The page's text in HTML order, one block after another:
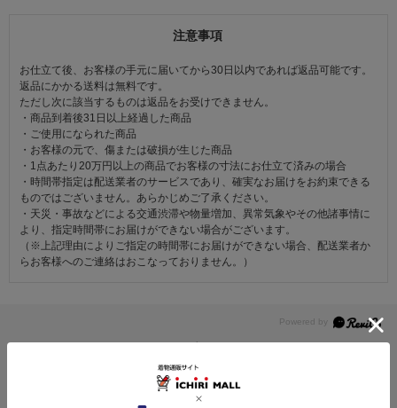
注意事項
お仕立て後、お客様の手元に届いてから30日以内であれば返品可能です。
返品にかかる送料は無料です。
ただし次に該当するものは返品をお受けできません。
・商品到着後31日以上経過した商品
・ご使用になられた商品
・お客様の元で、傷または破損が生じた商品
・1点あたり20万円以上の商品でお客様の寸法にお仕立て済みの場合
・時間帯指定は配送業者のサービスであり、確実なお届けをお約束できる
ものではございません。あらかじめご了承ください。
・天災・事故などによる交通渋滞や物量増加、異常気象やその他諸事情に
より、指定時間帯にお届けができない場合がございます。
（※上記理由によりご指定の時間帯にお届けができない場合、配送業者か
らお客様へのご連絡はおこなっておりません。）